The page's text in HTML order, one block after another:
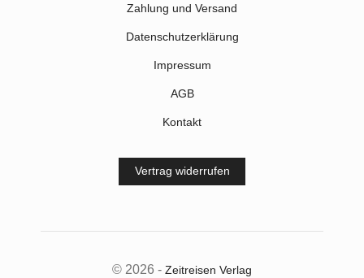
Zahlung und Versand
Datenschutzerklärung
Impressum
AGB
Kontakt
Vertrag widerrufen
© 2026 - Zeitreisen Verlag